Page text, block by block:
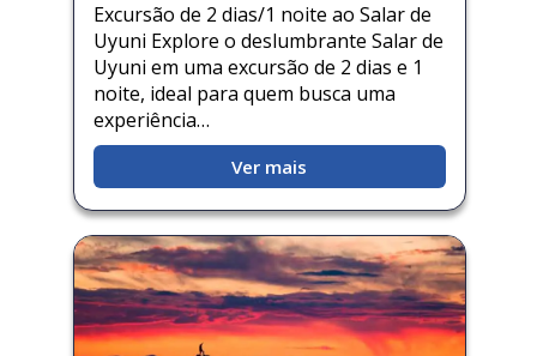
Excursão de 2 dias/1 noite ao Salar de
Uyuni Explore o deslumbrante Salar de
Uyuni em uma excursão de 2 dias e 1
noite, ideal para quem busca uma
experiência…
Ver mais